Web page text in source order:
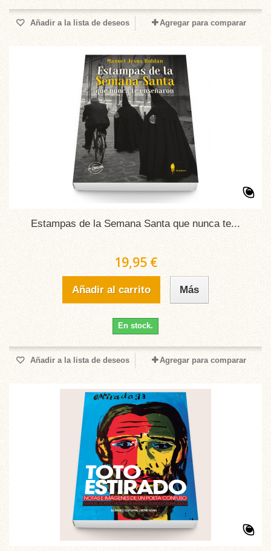
Añadir a la lista de deseos Agregar para comparar
Estampas de la Semana Santa que nunca te...
19,95 €
Añadir al carrito Más
En stock.
Añadir a la lista de deseos Agregar para comparar